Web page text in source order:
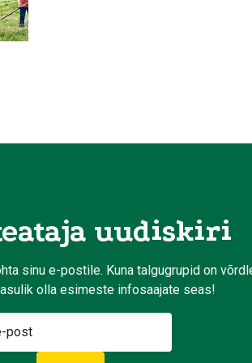
uudiskiri
sinu e-postile. Kuna talgugrupid on
olla esimeste infosaajate seas!